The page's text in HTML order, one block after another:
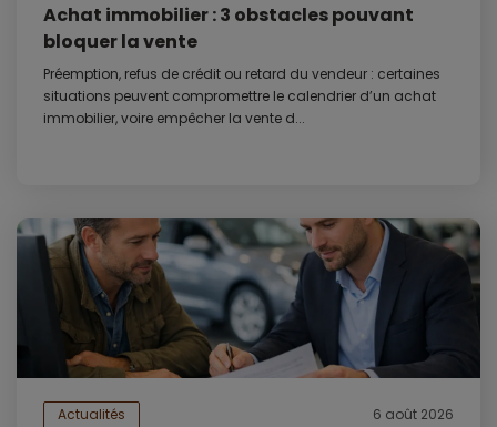
Achat immobilier : 3 obstacles pouvant
bloquer la vente
Préemption, refus de crédit ou retard du vendeur : certaines
situations peuvent compromettre le calendrier d’un achat
immobilier, voire empêcher la vente d...
Actualités 6 août 2026